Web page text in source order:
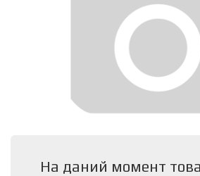
На даний момент